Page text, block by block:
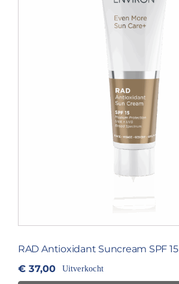
RAD Antioxidant Suncream SPF 15
€ 37,00 Uitverkocht